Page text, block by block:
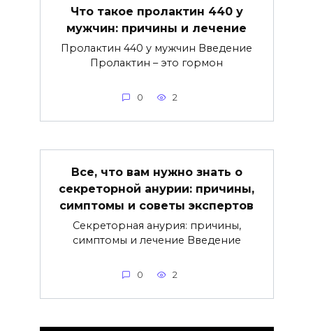
Что такое пролактин 440 у
мужчин: причины и лечение
Пролактин 440 у мужчин Введение
Пролактин – это гормон
0 2
Все, что вам нужно знать о
секреторной анурии: причины,
симптомы и советы экспертов
Секреторная анурия: причины,
симптомы и лечение Введение
0 2